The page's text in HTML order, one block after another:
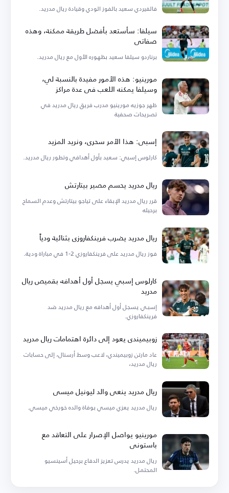
فالفيردي سعيد بالفوز الودي وقيادة ريال مدريد.
سيلفا: سأستعد بأفضل طريقة ممكنة، وهذه
صفاتي
برناردو سيلفا سعيد بظهوره الأول مع ريال مدريد.
مورينيو: هذه الأمور مفيدة بالنسبة لي،
وسيلفا يمكنه اللعب في عدة مراكز
ظهر جوزيه مورينيو مدرب فريق ريال مدريد في
تصريحات صحفية
إسبي: هذا الأمر سحري، ونريد المزيد
كارلوس إسبي: سعيد بأول أهدافي وتطور ريال مدريد.
ريال مدريد يحسم مصير بيتارتش
قرر ريال مدريد الإبقاء على تياجو بيتارتش وعدم السماح
برحيله
ريال مدريد يضرب فرينكفاروزي بثنائية ودياً
فوز ريال مدريد على فرينكفاروزي 2-1 في مباراة ودية.
كارلوس إسبي يسجل أول أهدافه بقميص ريال
مدريد
إسبـي يسجل أول أهدافه مع ريال مدريد ضد
فرينكفاروزي.
زوبيميندي يعود إلى دائرة اهتمامات ريال مدريد
عاد مارتن زوبيميندي، لاعب وسط أرسنال، إلى حسابات
ريال مدريد،
ريال مدريد ينعى والد ليونيل ميسي
ريال مدريد يعزي ميسي بوفاة والده خورخي ميسي.
مورينيو يواصل الإصرار على التعاقد مع
باستوني
ريال مدريد يدرس تعزيز الدفاع برحيل أسينسيو
المحتمل.